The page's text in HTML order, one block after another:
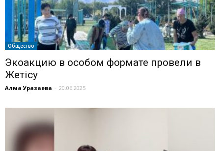
Общество
Экоакцию в особом формате провели в
Жетiсу
Алма Уразаева - 20.06.2025